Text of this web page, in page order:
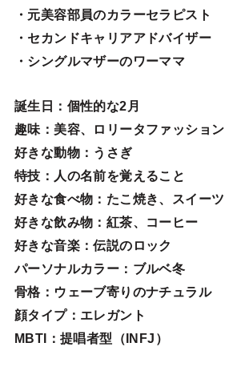
・元美容部員のカラーセラピスト
・セカンドキャリアアドバイザー
・シングルマザーのワーママ
誕生日 ：個性的な2月
趣味 ：美容、ロリータファッション
好きな動物：うさぎ
特技 ：人の名前を覚えること
好きな食べ物 ：たこ焼き、スイーツ
好きな飲み物：紅茶、コーヒー
好きな音楽：伝説のロック
パーソナルカラー：ブルベ冬
骨格：ウェーブ寄りのナチュラル
顔タイプ：エレガン ト
MBTI：提唱者型（INFJ）